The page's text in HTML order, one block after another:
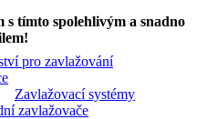
s tímto spolehlivým a snadno
pro zavlažování
Zavlažovací systémy
zavlažovače